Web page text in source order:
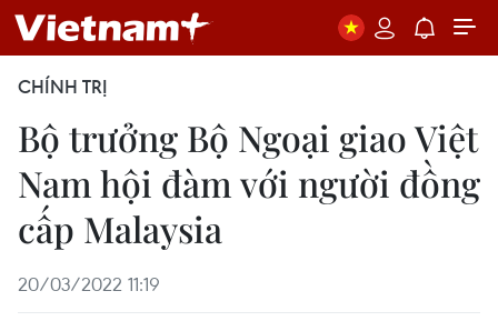
CHÍNH TRỊ
Bộ trưởng Bộ Ngoại giao Việt
Nam hội đàm với người đồng
cấp Malaysia
20/03/2022 11:19